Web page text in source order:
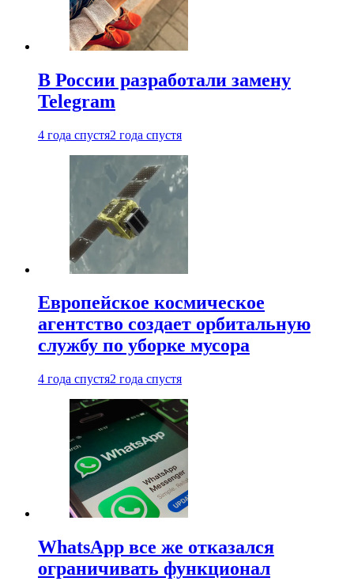
В России разработали замену
Telegram
4 года спустя2 года спустя
Европейское космическое
агентство создает орбитальную
службу по уборке мусора
4 года спустя2 года спустя
WhatsApp все же отказался
ограничивать функционал